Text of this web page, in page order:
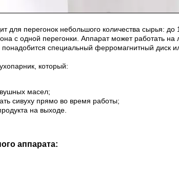
для перегонок небольшого количества сырья: до
с одной перегонки. Аппарат может работать на
специальный ферромагнитный диск
который:
масел;
сивуху прямо во время работы;
на выходе.
аппарата: